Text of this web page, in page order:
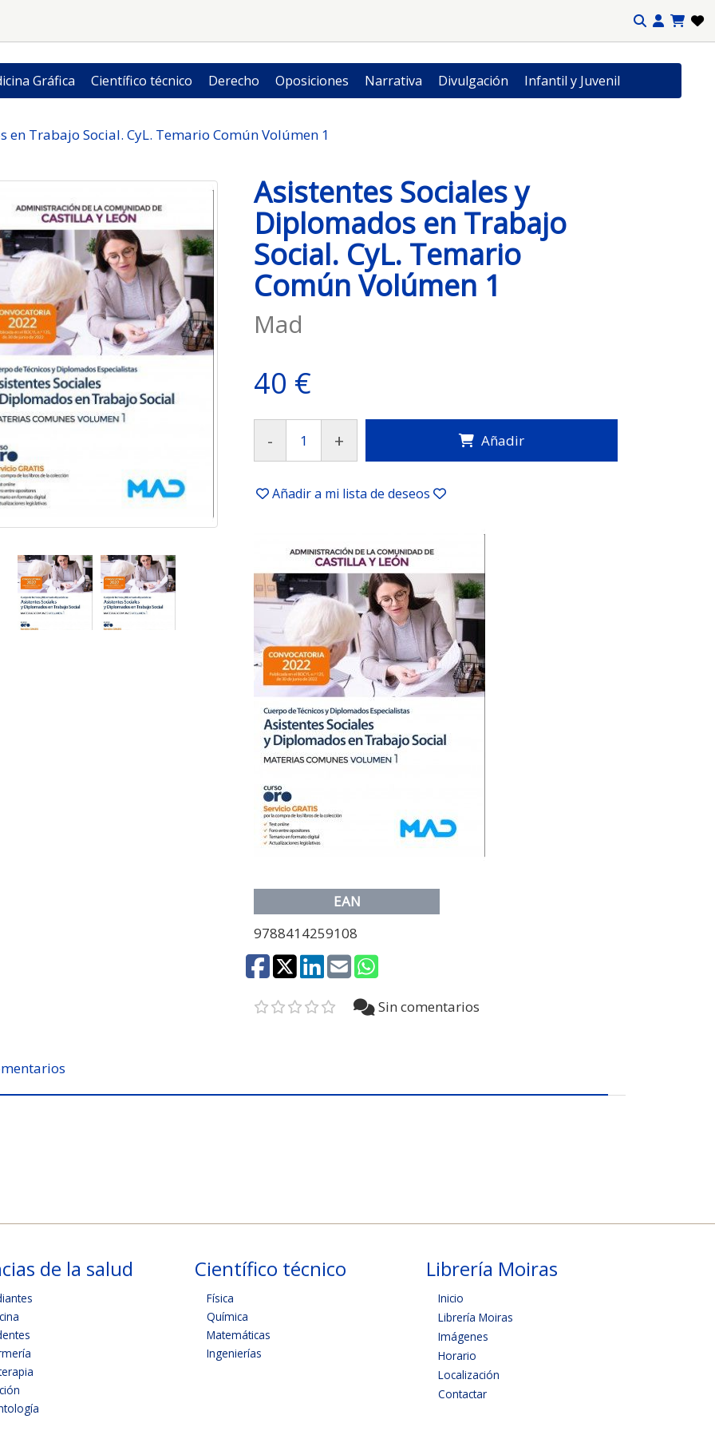
Gráfica Científico técnico Derecho Oposiciones Narrativa Divulgación Infantil y Juvenil
en Trabajo Social. CyL. Temario Común Volúmen 1
Asistentes Sociales y
Diplomados en Trabajo
Social. CyL. Temario
Común Volúmen 1
Mad
40 €
- + Añadir
Añadir a mi lista de deseos
EAN
9788414259108
Sin comentarios
de la salud Científico técnico
Física
Química
Matemáticas
Ingenierías
Librería Moiras
Inicio
Librería Moiras
Imágenes
Horario
Localización
Contactar